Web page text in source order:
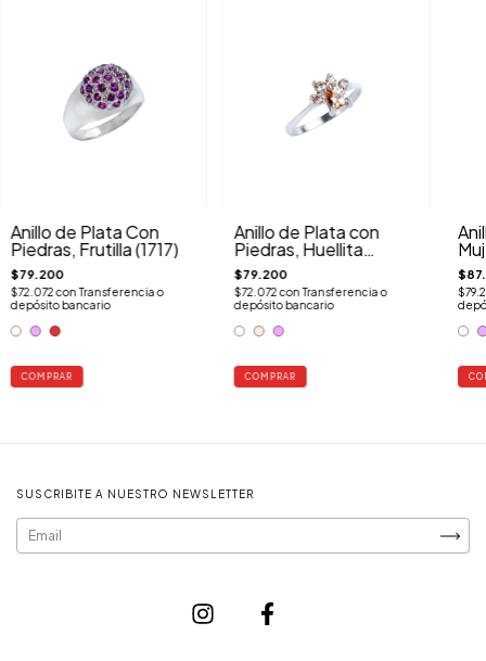
Anillo de Plata Con
Piedras, Frutilla (1717)
$79.200
$72.072con Transferencia o
depósito bancario
COMPRAR
Anillo de Plata con
Piedras, Huellita
(1341P)
$79.200
$72.072con Transferencia o
depósito bancario
COMPRAR
SUSCRIBITE A NUESTRO NEWSLETTER